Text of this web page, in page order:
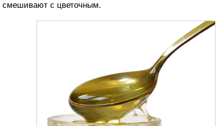
смешивают с цветочным.